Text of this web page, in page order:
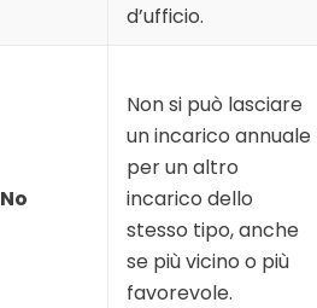
d’ufficio.
No
Non si può lasciare
un incarico annuale
per un altro
incarico dello
stesso tipo, anche
se più vicino o più
favorevole.